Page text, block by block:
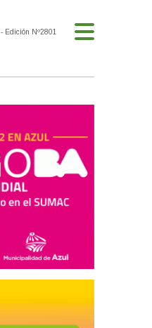
- Edición Nº2801